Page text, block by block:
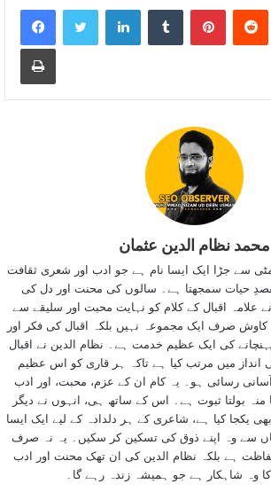
LinkedInTumblr Pinterest
Print
محمد نظام الدین عثمان
مٹی سے جڑا ایک ایسا نام ہے جو ادب اور شعری ثقافت
حیات سمجھتا ہے۔ سالوں کی محنت اور دل کی
علامہ اقبال کے کلام کو نہایت محبت اور سلیقے سے
صرف ایک مجموعہ نہیں بلکہ اقبال کی فکر اور
کی ایک عظیم خدمت ہے۔ نظام الدین نے اقبال
انداز میں مرتب کیا ہے تاکہ ہر قاری کو اس عظیم
رسائی ہو۔ یہ کام ان کے عزم، محبت، اور ادب
بولتا ثبوت ہے۔ اس کے ساتھ ہی، انہوں نے دیگر
یکجا کیا ہے، شاعری کے ہر دلدادہ کے لیے ایک ایسا
سے وہ اپنے ذوق کی تسکین کر سکیں۔ یہ نہ صرف
ہے بلکہ نظام الدین کی ان تھک محنت اور ادب
وہ شاہکار ہے جو ہمیشہ زندہ رہے گا۔